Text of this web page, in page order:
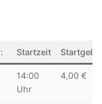
Startzeit
14:00
Uhr
4,00 €